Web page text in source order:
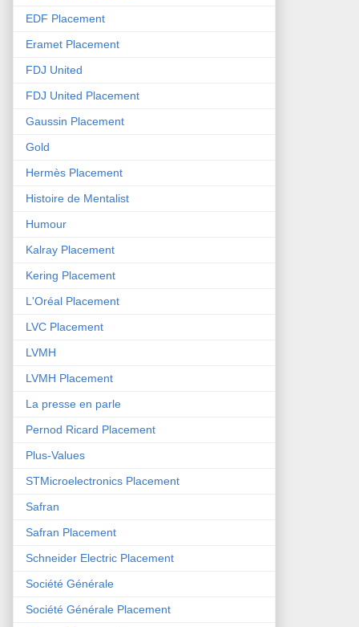
EDF Placement
Eramet Placement
FDJ United
FDJ United Placement
Gaussin Placement
Gold
Hermès Placement
Histoire de Mentalist
Humour
Kalray Placement
Kering Placement
L'Oréal Placement
LVC Placement
LVMH
LVMH Placement
La presse en parle
Pernod Ricard Placement
Plus-Values
STMicroelectronics Placement
Safran
Safran Placement
Schneider Electric Placement
Société Générale
Société Générale Placement